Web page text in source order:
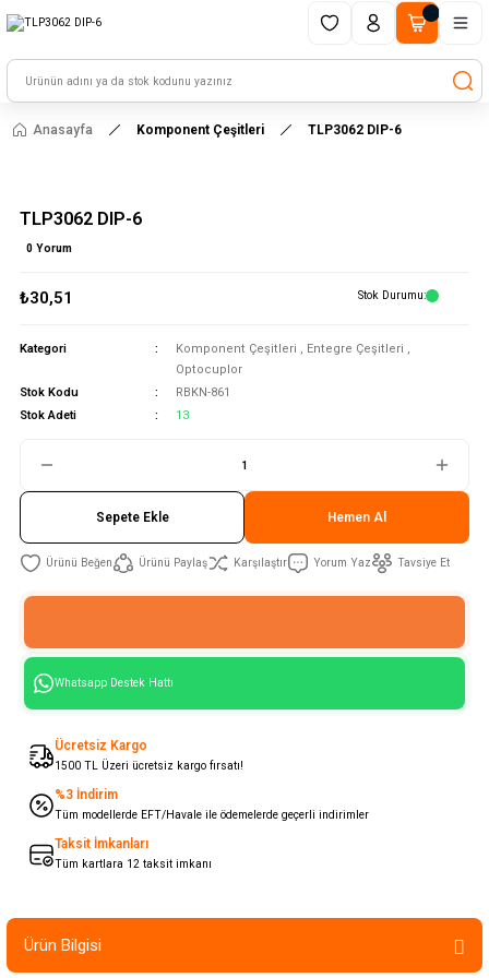
HAYAL ET - TASARLA - ÇALIŞTIR
Anasayfa Komponent Çeşitleri TLP3062 DIP-6
TLP3062 DIP-6
0 Yorum
₺30,51 Stok Durumu
Kategori Komponent Çeşitleri , Entegre Çeşitleri ,
Optocuplor
Stok Kodu
RBKN-861
Stok Adeti
13
Sepete Ekle Hemen Al
Ürünü Paylaş Karşılaştır Yorum Yaz Tavsiye Et
Whatsapp Destek Hattı
Ücretsiz Kargo
1500 TL Üzeri ücretsiz kargo fırsatı!
%3 İndirim
Tüm modellerde EFT/Havale ile ödemelerde geçerli indirimler
Taksit İmkanları
Tüm kartlara 12 taksit imkanı
Ürün Bilgisi